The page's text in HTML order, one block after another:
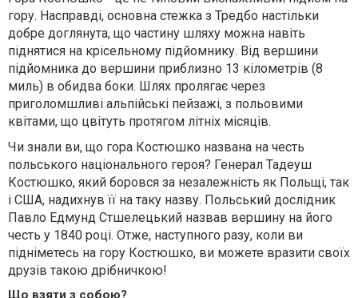
гору. Насправді, основна стежка з Тредбо настільки
добре доглянута, що частину шляху можна навіть
піднятися на крісельному підйомнику. Від вершини
підйомника до вершини приблизно 13 кілометрів (8
миль) в обидва боки. Шлях пролягає через
приголомшливі альпійські пейзажі, з польовими
квітами, що цвітуть протягом літніх місяців.
Чи знали ви, що гора Костюшко названа на честь
польського національного героя? Генерал Тадеуш
Костюшко, який боровся за незалежність як Польщі, так
і США, надихнув її на таку назву. Польський дослідник
Павло Едмунд Стшелецький назвав вершину на його
честь у 1840 році. Отже, наступного разу, коли ви
підніметесь на гору Костюшко, ви можете вразити своїх
друзів такою дрібничкою!
Що взяти з собою?